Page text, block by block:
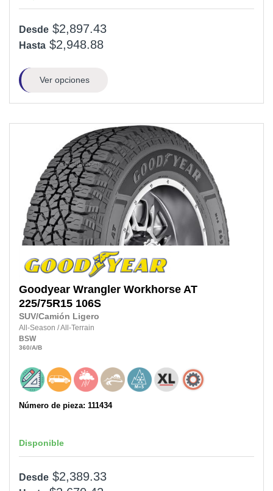
Desde $2,897.43
Hasta $2,948.88
Ver opciones
Goodyear Wrangler Workhorse AT
225/75R15 106S
SUV/Camión Ligero
All-Season /All-Terrain
BSW
360/A/B
Número de pieza: 111434
Disponible
Desde $2,389.33